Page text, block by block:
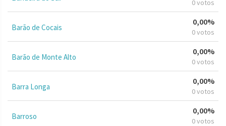
0 votos
Barão de Cocais
0,00%
0 votos
Barão de Monte Alto
0,00%
0 votos
Barra Longa
0,00%
0 votos
Barroso
0,00%
0 votos